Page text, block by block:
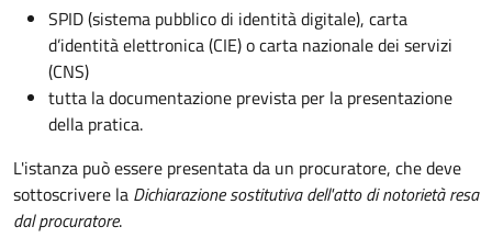
SPID (sistema pubblico di identità digitale), carta
d’identità elettronica (CIE) o carta nazionale dei servizi
(CNS)
tutta la documentazione prevista per la presentazione
della pratica.
L'istanza può essere presentata da un procuratore, che deve
sottoscrivere la Dichiarazione sostitutiva dell'atto di notorietà resa
dal procuratore.